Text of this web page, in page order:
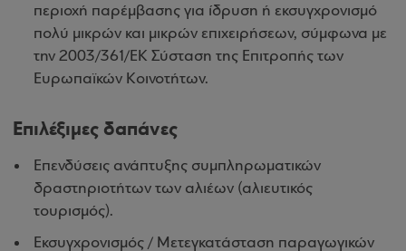
περιοχή παρέμβασης για ίδρυση ή εκσυγχρονισμό
πολύ μικρών και μικρών επιχειρήσεων, σύμφωνα με
την 2003/361/ΕΚ Σύσταση της Επιτροπής των
Ευρωπαϊκών Κοινοτήτων.
Επιλέξιμες δαπάνες
Επενδύσεις ανάπτυξης συμπληρωματικών
δραστηριοτήτων των αλιέων (αλιευτικός
τουρισμός).
Εκσυγχρονισμός / Μετεγκατάσταση παραγωγικών